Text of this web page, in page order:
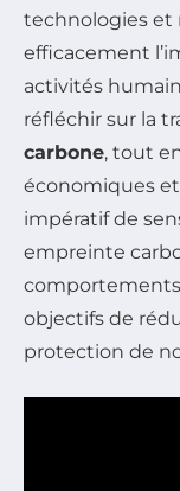
technologies et
efficacement
activités
réfléchir sur la
carbone, tout
économiques
impératif de
empreinte
objectifs de
protection de